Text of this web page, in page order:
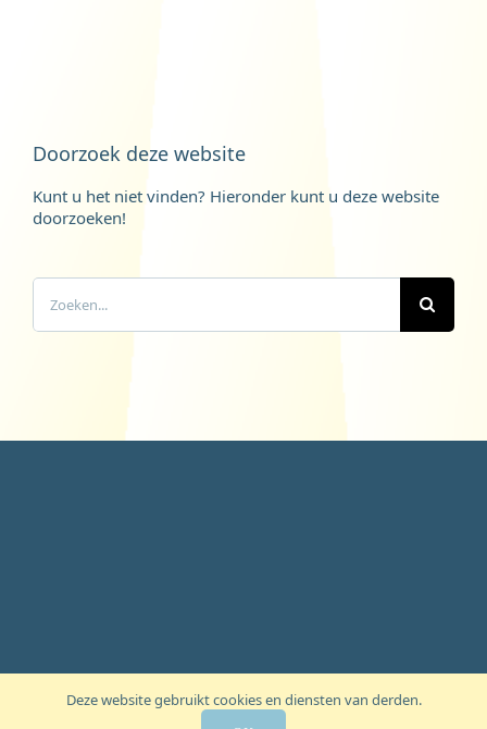
Doorzoek deze website
Kunt u het niet vinden? Hieronder kunt u deze website
doorzoeken!
Zoeken
naar:
Deze website gebruikt cookies en diensten van derden.